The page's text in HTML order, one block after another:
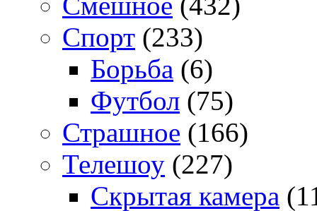
Спорт (233)
Борьба (6)
Футбол (75)
Страшное (166)
Телешоу (227)
Скрытая камера